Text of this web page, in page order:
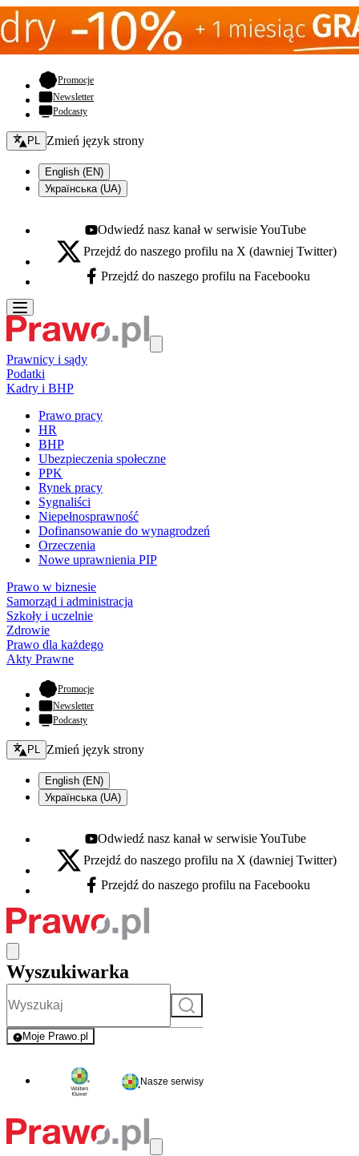
Promocje- otwiera się w nowej karcie
Newsletter
Podcasty
Zmień język - bieżący:
PL Zmień język strony
English (EN)
Українська (UA)
Youtube - otwiera się w nowej karcie
Odwiedź nasz kanał w serwisie YouTube
X - otwiera się w nowej karcie
Przejdź do naszego profilu na X (dawniej Twitter)
Facebook - otwiera się w nowej karcie
Przejdź do naszego profilu na Facebooku
Prawnicy i sądy
Podatki
Kadry i BHP
Prawo pracy
HR
BHP
Ubezpieczenia społeczne
PPK
Rynek pracy
Sygnaliści
Niepełnosprawność
Dofinansowanie do wynagrodzeń
Orzeczenia
Nowe uprawnienia PIP
Prawo w biznesie
Samorząd i administracja
Szkoły i uczelnie
Zdrowie
Prawo dla każdego
Akty Prawne
Promocje- otwiera się w nowej karcie
Newsletter
Podcasty
Zmień język - bieżący:
PL Zmień język strony
English (EN)
Українська (UA)
Youtube - otwiera się w nowej karcie
Odwiedź nasz kanał w serwisie YouTube
X - otwiera się w nowej karcie
Przejdź do naszego profilu na X (dawniej Twitter)
Facebook - otwiera się w nowej karcie
Przejdź do naszego profilu na Facebooku
Wyszukiwarka
Szukaj
Moje Prawo.pl
- rejestracja i logowanie do serwisu
Nasze serwisy